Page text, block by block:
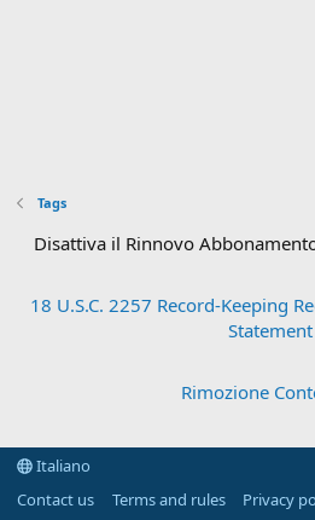
Tags
Disattiva il Rinnovo
18 U.S.C. 2257 Record-Keeping
Statement
Rimozione
Italiano
Contact us
Terms and rules Privacy